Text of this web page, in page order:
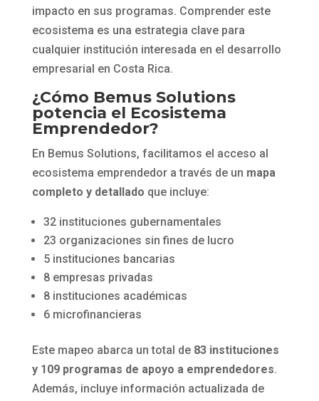
impacto en sus programas. Comprender este
ecosistema es una estrategia clave para
cualquier institución interesada en el desarrollo
empresarial en Costa Rica.
¿Cómo Bemus Solutions
potencia el Ecosistema
Emprendedor?
En Bemus Solutions, facilitamos el acceso al
ecosistema emprendedor a través de un mapa
completo y detallado que incluye:
32 instituciones gubernamentales
23 organizaciones sin fines de lucro
5 instituciones bancarias
8 empresas privadas
8 instituciones académicas
6 microfinancieras
Este mapeo abarca un total de 83 instituciones
y 109 programas de apoyo a emprendedores.
Además, incluye información actualizada de